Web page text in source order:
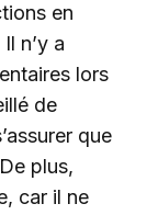
en
n’y a
lors
de
que
plus,
car il ne